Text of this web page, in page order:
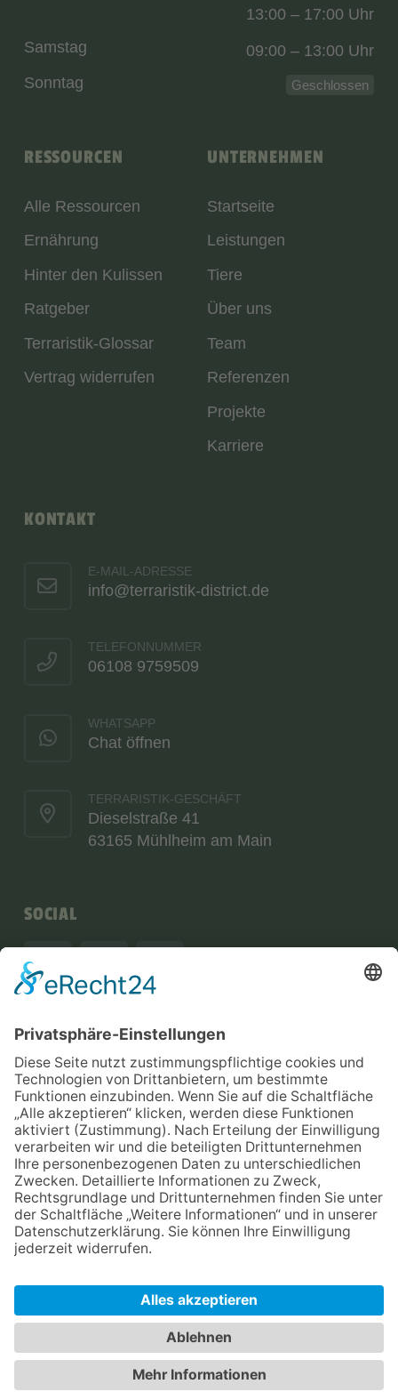
RESSOURCEN
Alle Ressourcen
Ernährung
Hinter den Kulissen
Ratgeber
Terraristik-Glossar
Vertrag widerrufen
UNTERNEHMEN
Startseite
Leistungen
Tiere
Über uns
Team
Referenzen
Projekte
Karriere
KONTAKT
E-MAIL-ADRESSE
info@terraristik-district.de
TELEFONNUMMER
06108 9759509
WHATSAPP
Chat öffnen
TERRARISTIK-GESCHÄFT
Dieselstraße 41
63165 Mühlheim am Main
SOCIAL
13:00 – 17:00 Uhr
Samstag
09:00 – 13:00 Uhr
Sonntag
Geschlossen
NEWSLETTER
Jetzt anmelden
Mit der Eintragung in dem Newsletter erkläre ich mich mit der